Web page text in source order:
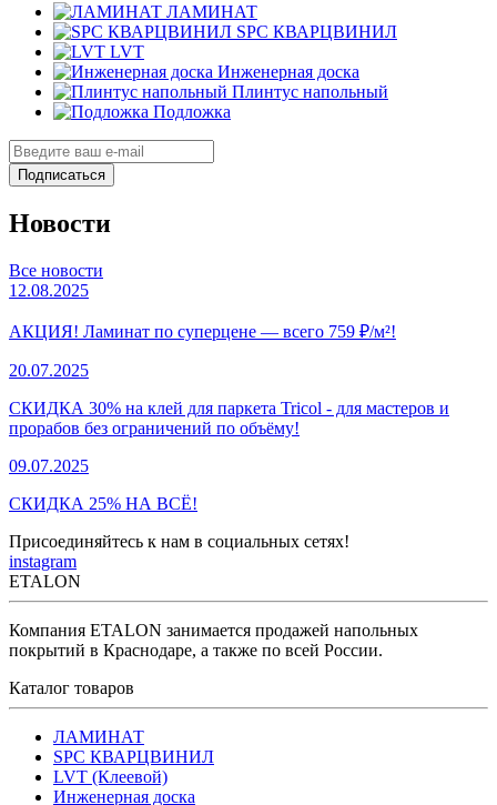
ЛАМИНАТ
SPC КВАРЦВИНИЛ
LVT
Инженерная доска
Плинтус напольный
Подложка
Подписаться
Новости
Все новости
12.08.2025
АКЦИЯ! Ламинат по суперцене — всего 759 ₽/м²!
20.07.2025
СКИДКА 30% на клей для паркета Tricol - для мастеров и
прорабов без ограничений по объёму!
09.07.2025
СКИДКА 25% НА ВСЁ!
Присоединяйтесь к нам в социальных сетях!
instagram
ETALON
Компания ETALON занимается продажей напольных
покрытий в Краснодаре, а также по всей России.
Каталог товаров
ЛАМИНАТ
SPC КВАРЦВИНИЛ
LVT (Клеевой)
Инженерная доска